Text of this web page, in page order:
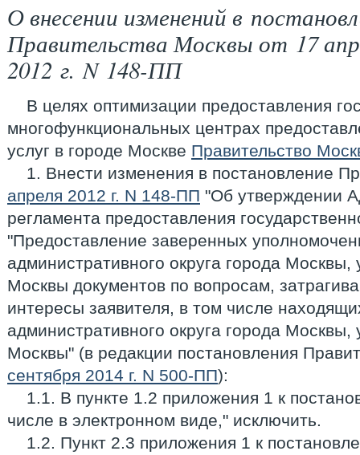
О внесении изменений в
Правительства Москвы от 17
2012 г. N 148-ПП
В целях оптимизации предоставления
многофункциональных центрах
услуг в городе Москве Правительство
1. Внести изменения в постановление
апреля 2012 г. N 148-ПП "Об утверждении
регламента предоставления
"Предоставление заверенных
административного округа города
Москвы документов по вопросам,
интересы заявителя, в том числе
административного округа города
Москвы" (в редакции постановления
сентября 2014 г. N 500-ПП):
1.1. В пункте 1.2 приложения 1 к
числе в электронном виде," исключить.
1.2. Пункт 2.3 приложения 1 к